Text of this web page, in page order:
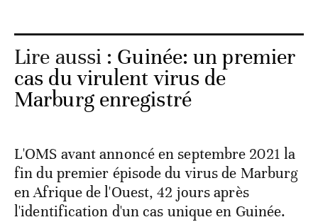
Lire aussi : Guinée: un premier
cas du virulent virus de
Marburg enregistré
L'OMS avant annoncé en septembre 2021 la
fin du premier épisode du virus de Marburg
en Afrique de l'Ouest, 42 jours après
l'identification d'un cas unique en Guinée.